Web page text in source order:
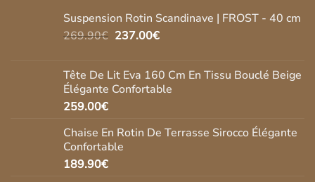
Suspension Rotin Scandinave | FROST - 40 cm
269.90€ Le
était :
269.90€.
237.00€Le
est :
237.00€.
Tête De Lit Eva 160 Cm En Tissu Bouclé Beige
Élégante Confortable
259.00€
Chaise En Rotin De Terrasse Sirocco Élégante
Confortable
189.90€